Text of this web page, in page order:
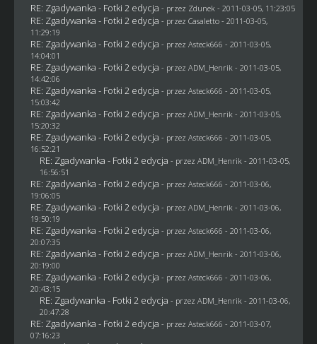
RE: Zgadywanka - Fotki 2 edycja - przez Zdunek - 2011-03-05, 11:23:05
RE: Zgadywanka - Fotki 2 edycja - przez Casaletto- 2011-03-05,
11:29:19
RE: Zgadywanka - Fotki 2 edycja - przez Asteck666 - 2011-03-05,
14:04:01
RE: Zgadywanka - Fotki 2 edycja - przez ADM_Henrik - 2011-03-05,
14:42:06
RE: Zgadywanka - Fotki 2 edycja - przez Asteck666 - 2011-03-05,
15:03:42
RE: Zgadywanka - Fotki 2 edycja - przez ADM_Henrik - 2011-03-05,
15:20:32
RE: Zgadywanka - Fotki 2 edycja - przez Asteck666 - 2011-03-05,
16:52:21
RE: Zgadywanka - Fotki 2 edycja - przez ADM_Henrik - 2011-03-05,
16:56:51
RE: Zgadywanka - Fotki 2 edycja - przez Asteck666 - 2011-03-06,
19:06:05
RE: Zgadywanka - Fotki 2 edycja - przez ADM_Henrik - 2011-03-06,
19:50:19
RE: Zgadywanka - Fotki 2 edycja - przez Asteck666 - 2011-03-06,
20:07:35
RE: Zgadywanka - Fotki 2 edycja - przez ADM_Henrik - 2011-03-06,
20:19:00
RE: Zgadywanka - Fotki 2 edycja - przez Asteck666 - 2011-03-06,
20:43:15
RE: Zgadywanka - Fotki 2 edycja - przez ADM_Henrik - 2011-03-06,
20:47:28
RE: Zgadywanka - Fotki 2 edycja - przez Asteck666 - 2011-03-07,
07:16:23